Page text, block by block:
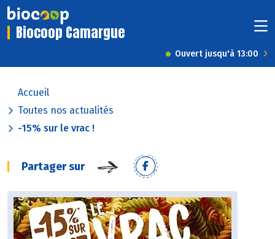
Biocoop Camargue
Ouvert jusqu'à 13:00
Accueil
Toutes nos actualités
-15% sur le vrac !
Partager sur